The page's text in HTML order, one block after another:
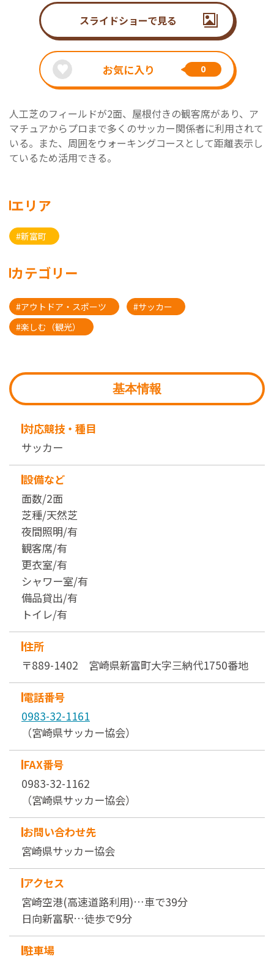
スライドショーで見る
お気に入り 0
人工芝のフィールドが2面、屋根付きの観客席があり、ア
マチュアからプロまで多くのサッカー関係者に利用されて
いる。また、周囲をウォーキングコースとして距離表示し
ているため活用できる。
エリア
#新富町
カテゴリー
#アウトドア・スポーツ
#サッカー
#楽しむ（観光）
基本情報
対応競技・種目
サッカー
設備など
面数/2面
芝種/天然芝
夜間照明/有
観客席/有
更衣室/有
シャワー室/有
備品貸出/有
トイレ/有
住所
〒889-1402 宮崎県新富町大字三納代1750番地
電話番号
0983-32-1161
（宮崎県サッカー協会）
FAX番号
0983-32-1162
（宮崎県サッカー協会）
お問い合わせ先
宮崎県サッカー協会
アクセス
宮崎空港(高速道路利用)…車で39分
日向新富駅…徒歩で9分
駐車場